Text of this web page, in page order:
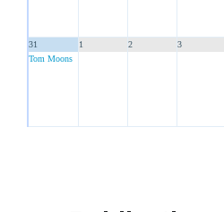
31
Tom Moons
1 2 3